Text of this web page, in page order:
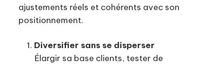
ajustements réels et cohérents avec son
positionnement.
Diversifier sans se disperser
Élargir sa base clients, tester de